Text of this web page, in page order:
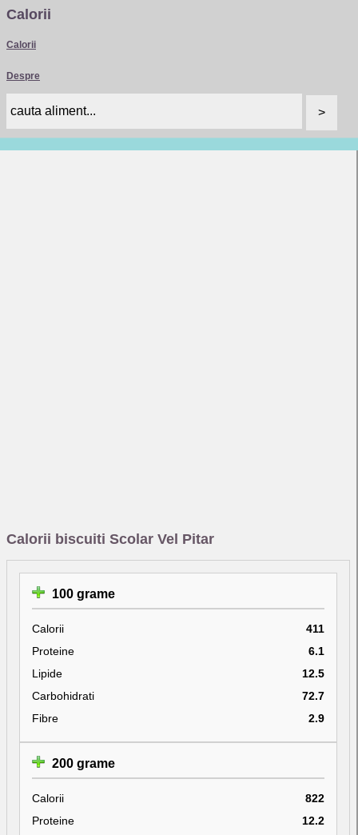
Calorii
Calorii
Despre
Calorii biscuiti Scolar Vel Pitar
100 grame
Calorii
411
Proteine
6.1
Lipide
12.5
Carbohidrati
72.7
Fibre
2.9
200 grame
Calorii
822
Proteine
12.2